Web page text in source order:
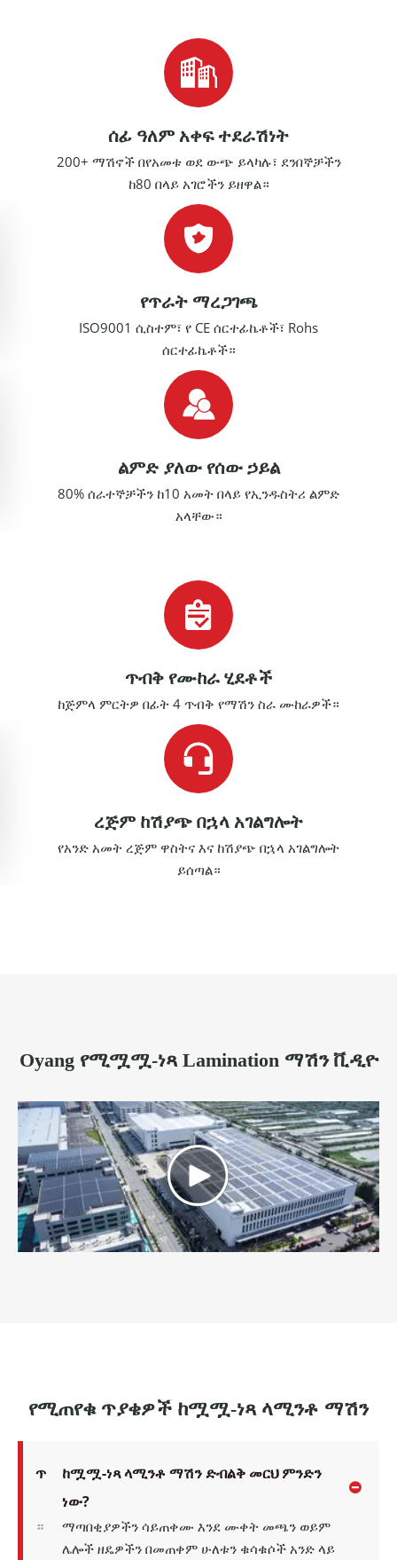
ሰፊ ዓለም አቀፍ ተደራሽነት
200+ ማሽኖች በየአመቱ ወደ ውጭ ይላካሉ፣ ደንበኞቻችን
ከ80 በላይ አገሮችን ይዘዋል።
የጥራት ማረጋገጫ
ISO9001 ሲስተም፣ የ CE ሰርተፊኬቶች፣ Rohs
ሰርተፊኬቶች።
ልምድ ያለው የሰው ኃይል
80% ሰራተኞቻችን ከ10 አመት በላይ የኢንዱስትሪ ልምድ
አላቸው።
ጥብቅ የሙከራ ሂደቶች
ከጅምላ ምርትዎ በፊት 4 ጥብቅ የማሽን ስራ ሙከራዎች።
ረጅም ከሽያጭ በኋላ አገልግሎት
የአንድ አመት ረጅም ዋስትና እና ከሽያጭ በኋላ አገልግሎት
ይሰጣል።
Oyang የሚሟሟ-ነጻ Lamination ማሽን ቪዲዮ
የሚጠየቁ ጥያቄዎች ከሟሟ-ነጻ ላሚንቶ ማሽን
ጥ
ከሟሟ-ነጻ ላሚንቶ ማሽን ድብልቅ መርህ ምንድን
ነው?
።
ማጣበቂያዎችን ሳይጠቀሙ እንደ ሙቀት መጫን ወይም
ሌሎች ዘዴዎችን በመጠቀም ሁለቱን ቁሳቁሶች አንድ ላይ